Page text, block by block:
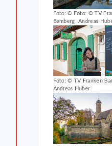
Foto: © Foto: © TV
Bamberg, Andreas
Foto: © TV Franken
Andreas Huber